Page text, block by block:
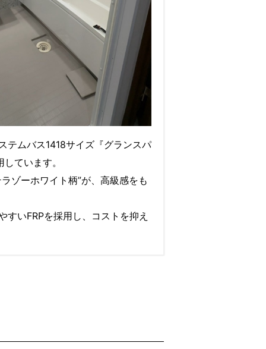
テムバス1418サイズ『グランスパ
ています。
ゾーホワイト柄”が、高級感をも
すいFRPを採用し、コストを抑え